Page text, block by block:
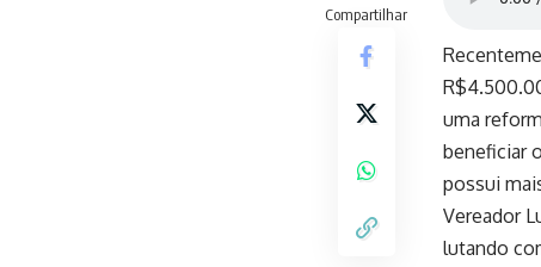
Compartilhar
uma
beneficiar
possui
Vereador
lutando